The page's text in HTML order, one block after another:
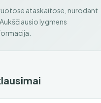
ataskaitose, nurodant
lygmens